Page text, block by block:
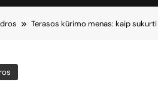
Terasos kūrimo menas: kaip